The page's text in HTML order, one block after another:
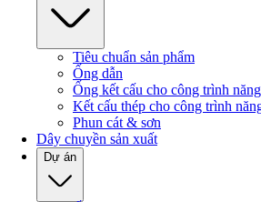
Tiêu chuẩn sản phẩm
Ống dẫn
Ống kết cấu cho công trình
Kết cấu thép cho công trình
Phun cát & sơn
Dây chuyền sản xuất
Dự án